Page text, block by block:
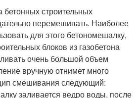
бетонных строительных
перемешивать. Наиболее
для этого бетономешалку,
блоков из газобетона
очень большой объем
вручную отнимет много
смешивания следующий:
заливается ведро воды, после